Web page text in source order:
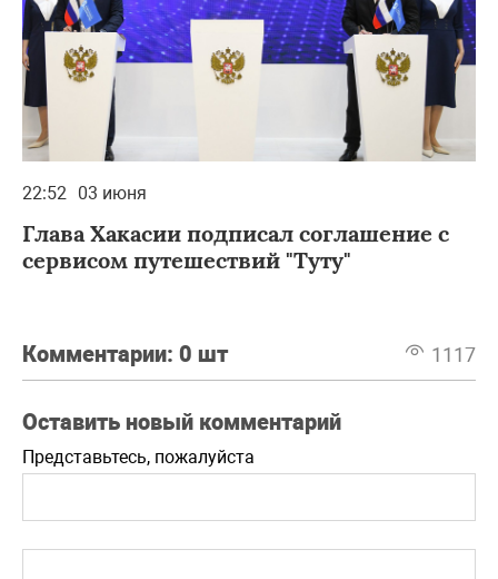
22:52 03 июня
Глава Хакасии подписал соглашение с
сервисом путешествий "Туту"
Комментарии: 0 шт 1117
Оставить новый комментарий
Представьтесь, пожалуйста